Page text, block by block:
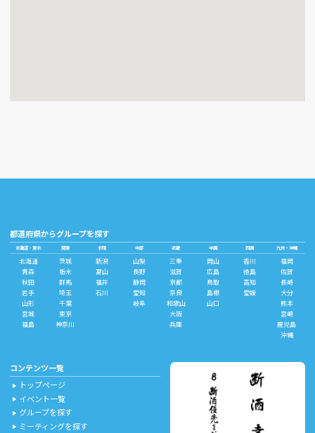
都道府県からグループを探す
北海道・東北
北海道
青森
秋田
岩手
山形
宮城
福島
関東
茨城
栃木
群馬
埼玉
千葉
東京
神奈川
北陸
新潟
富山
福井
石川
中部
山梨
長野
静岡
愛知
岐阜
近畿
三重
滋賀
京都
奈良
和歌山
大阪
兵庫
中国
岡山
広島
鳥取
島根
山口
四国
香川
徳島
高知
愛媛
九州・沖縄
福岡
佐賀
長崎
大分
熊本
宮崎
鹿児島
沖縄
コンテンツ一覧
play_arrow トップページ
play_arrow イベント一覧
play_arrow グループを探す
play_arrow ミーティングを探す